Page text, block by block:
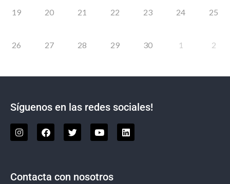
19 20 21 22 23 24 25
26 27 28 29 30 1 2
Síguenos en las redes sociales!
Contacta con nosotros